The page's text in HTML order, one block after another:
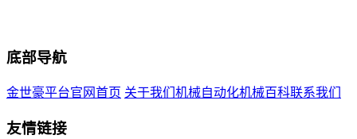
底部导航
金世豪平台官网首页 关于我们 机械自动化机械百科联系我们
友情链接